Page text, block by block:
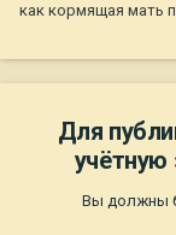
как кормящая мать
Для
учётную
Вы должны